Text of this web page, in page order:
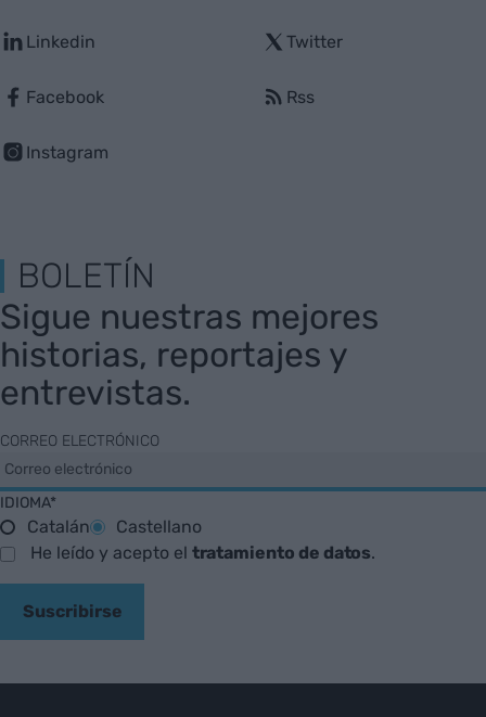
Linkedin
Facebook
Instagram
Twitter
Rss
BOLETÍN
Sigue nuestras mejores
historias, reportajes y
entrevistas.
CORREO ELECTRÓNICO
IDIOMA*
Catalán
Castellano
He leído y acepto el tratamiento de datos.
Suscribirse